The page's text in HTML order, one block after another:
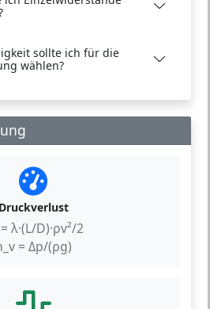
sollte ich für die
wählen?
Druckverlust
λ·(L/D)·ρv²/2
= Δp/(ρg)